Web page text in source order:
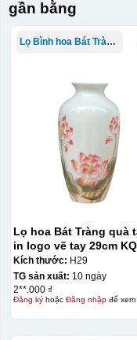
In logo vàng kim
In Decal
Bước 1: Tạo
decal lên gốm sứ
700-800 độ C
trước khi dán nó
giấy đặc biệt, và
sản phẩm, để khi
gần bằng
Lọ Bình hoa Bát Tràng in logo
Lọ hoa Bát Tràng quà
in logo vẽ tay 29cm
LH01
Kích thước: H29
TG sản xuất: 10 ngày
2**.000 ₫
Đăng kýhoặc Đăng nhậpđể xem